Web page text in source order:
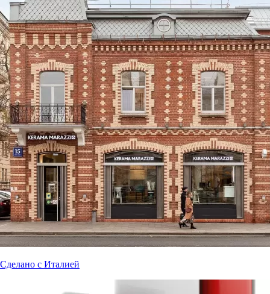
Сделано с Италией